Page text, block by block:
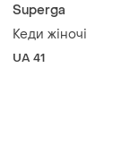
Superga
Кеди жіночі
UA 41